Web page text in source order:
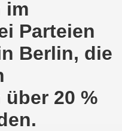
im
Parteien
Berlin, die
20 %
am 12.04.2021 der
Zuspruch -
konsequent
am 08.03.2021 zum